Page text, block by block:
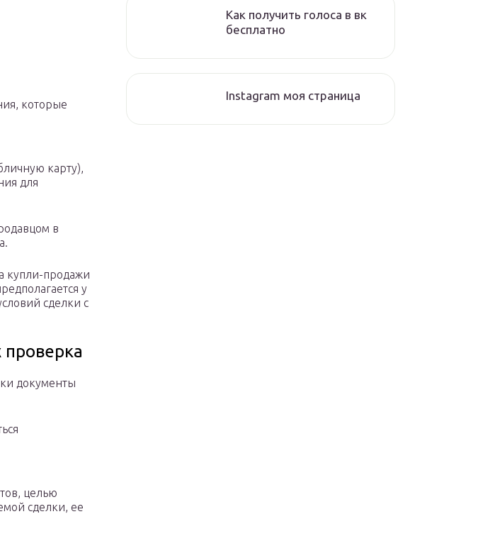
которые
карту),
для
в
купли-продажи
у
сделки с
документы
целью
сделки, ее
Как получить голоса в вк
бесплатно
Instagram моя страница